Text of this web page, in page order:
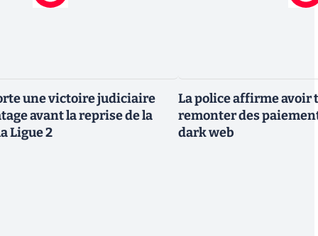
une victoire judiciaire
avant la reprise de la
Ligue 2
La police affirme avoir
remonter des
dark web